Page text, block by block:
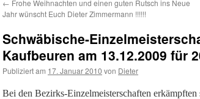
Inhalt
← Frohe Weihnachten und einen guten Rutsch ins Neue
Jahr wünscht Euch Dieter Zimmermann !!!!!!
Schwäbische-
Kaufbeuren am 13.12.2009 für
Publiziert am 17. Januar 2010 von Dieter
Bei den Bezirks-Einzelmeisterschaften